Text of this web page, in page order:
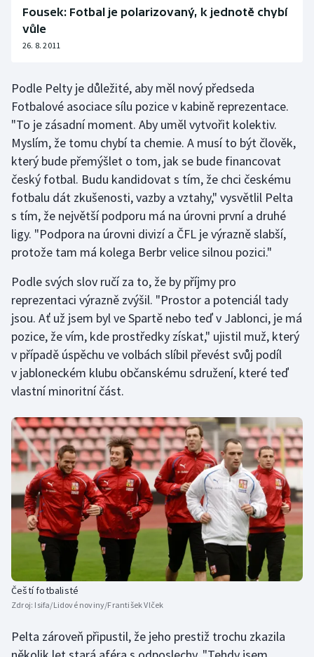
Stolní tenis
Triatlon
Vodní slalom
Volejbal
Ostatní
Fousek: Fotbal je polarizovaný, k jednotě chybí
vůle
26. 8. 2011
Podle Pelty je důležité, aby měl nový předseda
Fotbalové asociace sílu pozice v kabině reprezentace.
"To je zásadní moment. Aby uměl vytvořit kolektiv.
Myslím, že tomu chybí ta chemie. A musí to být člověk,
který bude přemýšlet o tom, jak se bude financovat
český fotbal. Budu kandidovat s tím, že chci českému
fotbalu dát zkušenosti, vazby a vztahy," vysvětlil Pelta
s tím, že největší podporu má na úrovni první a druhé
ligy. "Podpora na úrovni divizí a ČFL je výrazně slabší,
protože tam má kolega Berbr velice silnou pozici."
Podle svých slov ručí za to, že by příjmy pro
reprezentaci výrazně zvýšil. "Prostor a potenciál tady
jsou. Ať už jsem byl ve Spartě nebo teď v Jablonci, je má
pozice, že vím, kde prostředky získat," ujistil muž, který
v případě úspěchu ve volbách slíbil převést svůj podíl
v jabloneckém klubu občanskému sdružení, které teď
vlastní minoritní část.
Čeští fotbalisté
Zdroj: Isifa/Lidové noviny/František Vlček
Pelta zároveň připustil, že jeho prestiž trochu zkazila